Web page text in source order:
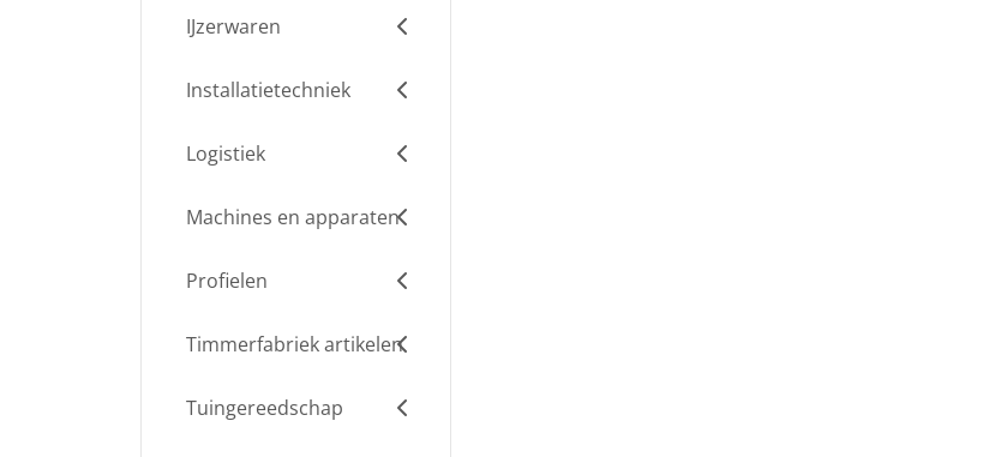
IJzerwaren
Installatietechniek
Logistiek
Machines en apparaten
Profielen
Timmerfabriek artikelen
Tuingereedschap